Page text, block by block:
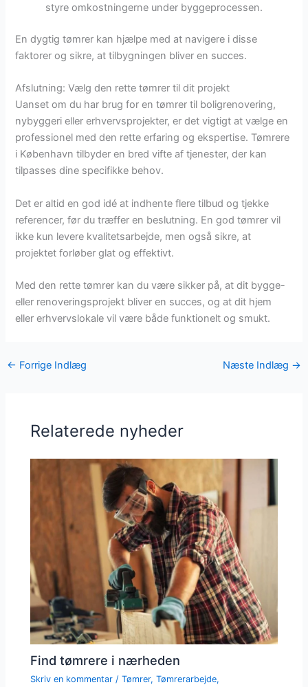
styre omkostningerne under byggeprocessen.
En dygtig tømrer kan hjælpe med at navigere i disse
faktorer og sikre, at tilbygningen bliver en succes.
Afslutning: Vælg den rette tømrer til dit projekt
Uanset om du har brug for en tømrer til boligrenovering,
nybyggeri eller erhvervsprojekter, er det vigtigt at vælge en
professionel med den rette erfaring og ekspertise. Tømrere
i København tilbyder en bred vifte af tjenester, der kan
tilpasses dine specifikke behov.
Det er altid en god idé at indhente flere tilbud og tjekke
referencer, før du træffer en beslutning. En god tømrer vil
ikke kun levere kvalitetsarbejde, men også sikre, at
projektet forløber glat og effektivt.
Med den rette tømrer kan du være sikker på, at dit bygge-
eller renoveringsprojekt bliver en succes, og at dit hjem
eller erhvervslokale vil være både funktionelt og smukt.
← Forrige Indlæg Næste Indlæg →
Relaterede nyheder
Find tømrere i nærheden
Skriv en kommentar /Tømrer,Tømrerarbejde,